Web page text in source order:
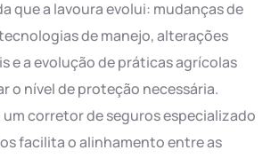
que a lavoura evolui: mudanças de
de manejo, alterações
e a evolução de práticas agrícolas
o nível de proteção necessária.
corretor de seguros especializado
facilita o alinhamento entre as